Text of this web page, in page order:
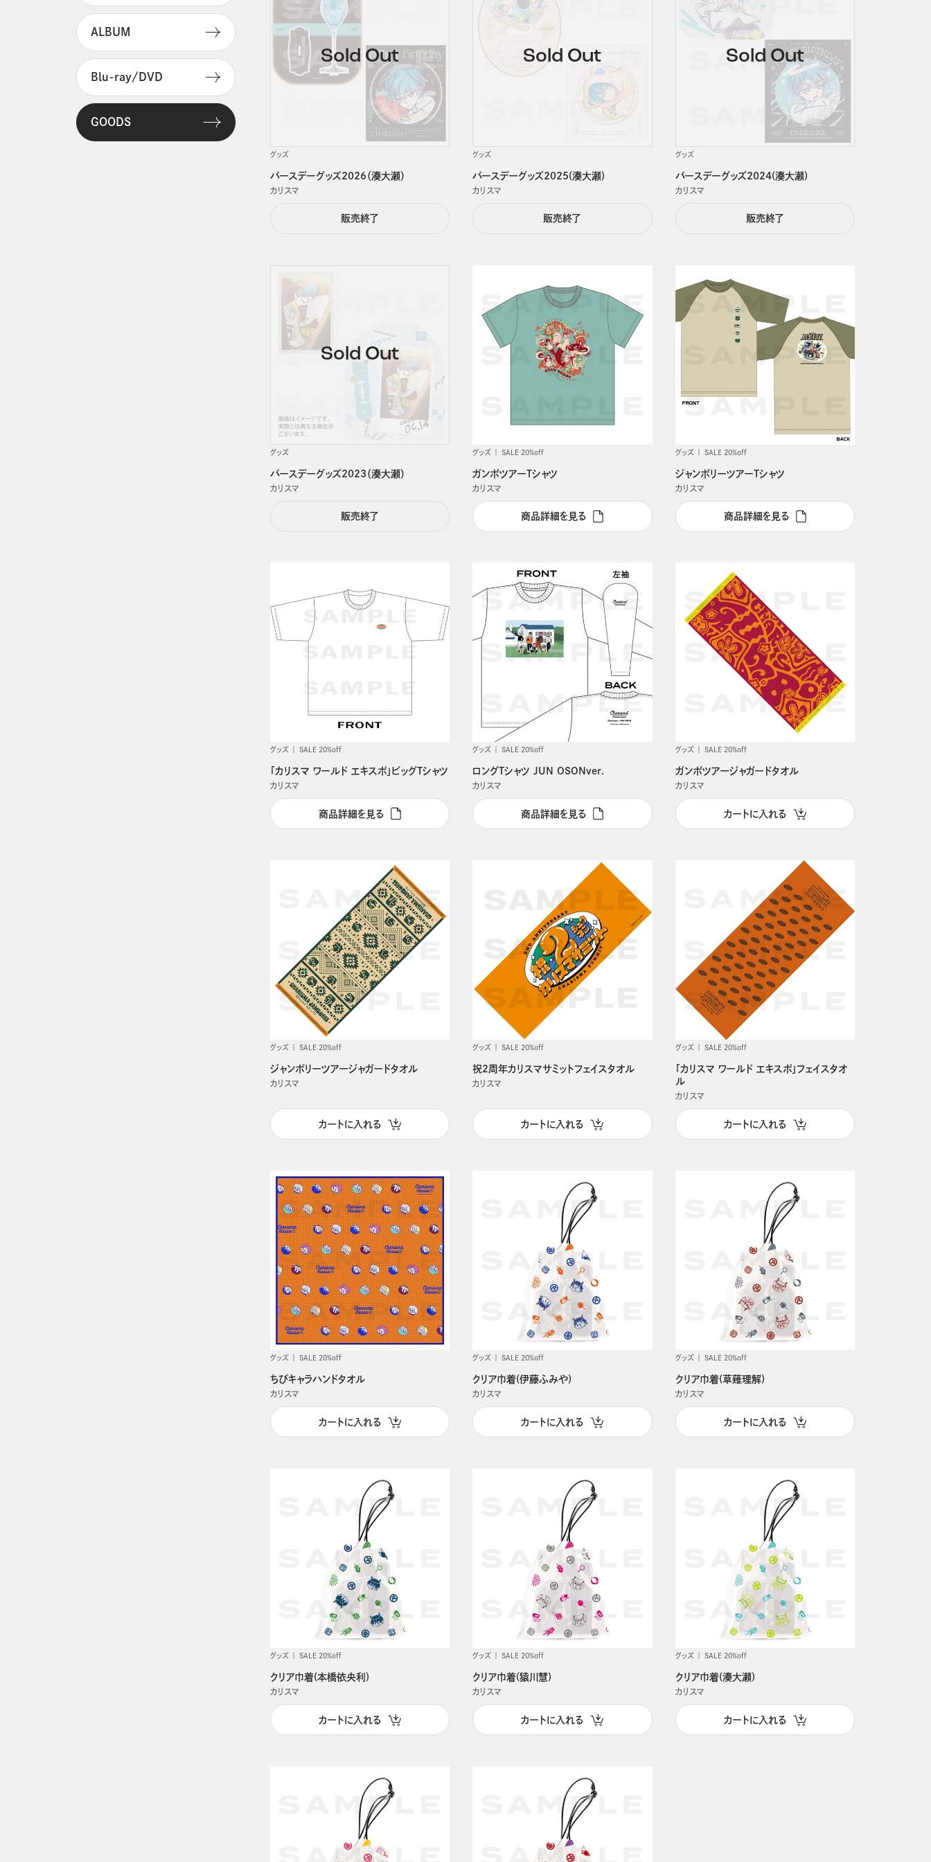
ALBUM
Blu-ray/DVD
GOODS
グッズ
バースデーグッズ2026（湊大瀬）
カリスマ
販売終了
グッズ
バースデーグッズ2025(湊大瀬)
カリスマ
販売終了
グッズ
バースデーグッズ2024(湊大瀬)
カリスマ
販売終了
グッズ
バースデーグッズ2023（湊大瀬）
カリスマ
販売終了
グッズ SALE 20%off
ガンボツアーTシャツ
カリスマ
商品詳細を見る
グッズ SALE 20%off
ジャンボリーツアーTシャツ
カリスマ
商品詳細を見る
グッズ SALE 20%off
「カリスマ ワールド エキスポ」ビッグTシャツ
カリスマ
商品詳細を見る
グッズ SALE 20%off
ロングTシャツ JUN OSONver.
カリスマ
商品詳細を見る
グッズ SALE 20%off
ガンボツアージャガードタオル
カリスマ
カートに入れる
グッズ SALE 20%off
ジャンボリーツアージャガードタオル
カリスマ
カートに入れる
グッズ SALE 20%off
祝2周年カリスマサミットフェイスタオル
カリスマ
カートに入れる
グッズ SALE 20%off
「カリスマ ワールド エキスポ」フェイスタオ
ル
カリスマ
カートに入れる
グッズ SALE 20%off
ちびキャラハンドタオル
カリスマ
カートに入れる
グッズ SALE 20%off
クリア巾着(伊藤ふみや)
カリスマ
カートに入れる
グッズ SALE 20%off
クリア巾着(草薙理解)
カリスマ
カートに入れる
グッズ SALE 20%off
クリア巾着(本橋依央利)
カリスマ
カートに入れる
グッズ SALE 20%off
クリア巾着(猿川慧)
カリスマ
カートに入れる
グッズ SALE 20%off
クリア巾着(湊大瀬)
カリスマ
カートに入れる